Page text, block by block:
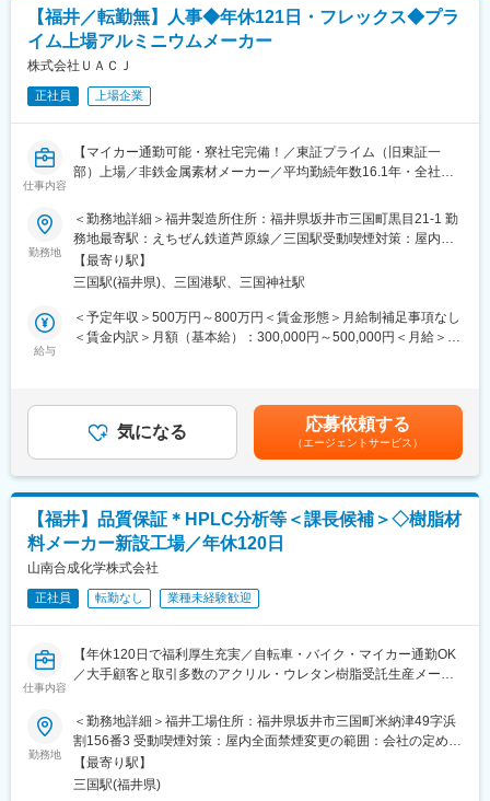
品種の製品開発・製造を行ってきましたが、今後はお客様のさら
なるご要望に応えるために、大量生産にも対応可能な生産設備を
備えています。
・既存製品の品質安定化に向けた条件検討
・生産効率最大化のための工程改善
・作業手順書の整備、標準化
・設備導入、更新に伴う仕様検討
◎新製品の量産化支援
・実機を用いた製造条件最適化
・量産立ち上げ時のプロセス検証、改善 など
■教育体制：
当社ではOJT研修に加え、大学と連携して有機合成、高分子化学
を基礎から学べる体制を整えています。大学時代に有機合成や高
分子を専攻していない方でも、関連知識を一から学ぶことができ
アアップすることで、会社の成長に貢献していただきます。
■当社について：
◎当社はアクリル系およびウレタン系樹脂の開発を主軸として事
業を広げてきましたが、近年ではポリマーの高純度化や高分子量
化を重視し、機能性ポリマーの開発および受託を主要事業と位置
付けています。2008年にはたか工場を新設し、クリーンな環境で
電子材料などの高付加価値製品の研究を推進し、少量多品種の製
造を行っています。
◎これまで当社は少量多品種の製品開発・製造を行ってきました
が、今後はお客様のさらなるご要望に応えるために、大量生産に
変更の範囲：会社の定める業務
【福井／転勤無】人事◆年休121日・フレックス◆プラ
イム上場アルミニウムメーカー
株式会社ＵＡＣＪ
正社員 上場企業
仕事内容
【マイカー通勤可能・寮社宅完備！／東証プライム（旧東証一
部）上場／非鉄金属素材メーカー／平均勤続年数16.1年・全社平
◆採用背景：
組織の体制変更に伴う増員募集になります。
◆職務内容：
主要製造拠点の一つである福井製造所で、人事・労務・厚生業務
を担当していただきます。
・労働組合折衝
・労働時間管理
・入社・異動・退職対応
◆組織構成：
室長1名、担当課長1名、メンバー4名で構成をされています。
◆就業環境：
・年休121日
・在宅相談可能
※出社ベースになりますが、やむを得ない事情がある際の在宅勤務
・フレックスタイム制
◆福井製造所に関して：
福井製造所は、約850名の社員が就業をしており、UACJの主力工
勤務地
＜勤務地詳細＞福井製造所住所：福井県坂井市三国町黒目21-1 勤
務地最寄駅：えちぜん鉄道芦原線／三国駅受動喫煙対策：屋内喫
煙可能場所あり変更の範囲：会社の定める事業所
【最寄り駅】
三国駅(福井県)、三国港駅、三国神社駅
給与
＜予定年収＞500万円～800万円＜賃金形態＞月給制補足事項なし
＜賃金内訳＞月額（基本給）：300,000円～500,000円＜月給＞
量労働制）での採用となる可能性もございます。（選考過程で決
定いたします）残業代なし、休憩時間60分■昇給年1回(4月)、賞与
年2回(6月･12月)賃金はあくまでも目安の金額であり、選考を通じ
て上下する可能性があります。月給(月額)は固定手当を含めた表記
です。
気になる 応募依頼する
（エージェントサービス）
【福井】品質保証＊HPLC分析等＜課長候補＞◇樹脂材
料メーカー新設工場／年休120日
山南合成化学株式会社
正社員 転勤なし 業種未経験歓迎
仕事内容
【年休120日で福利厚生充実／自転車・バイク・マイカー通勤OK
／大手顧客と取引多数のアクリル・ウレタン樹脂受託生産メーカ
高粘度や高純度の樹脂液製造に強みをもつ当社福井工場におい
て、まずは一通りの業務に携わって全般を把握いただき、1～2年
を目途に福井工場の品質保証課長として、製品品質の改善、自部
署のマネジメントや後進育成に貢献いただきます。
勤務地
＜勤務地詳細＞福井工場住所：福井県坂井市三国町米納津49字浜
割156番3 受動喫煙対策：屋内全面禁煙変更の範囲：会社の定める
事業所
【最寄り駅】
三国駅(福井県)